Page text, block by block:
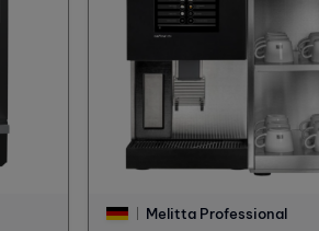
Melitta Professional